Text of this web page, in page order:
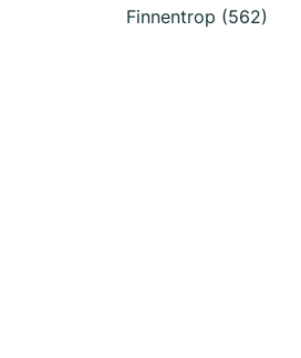
Finnentrop (562)